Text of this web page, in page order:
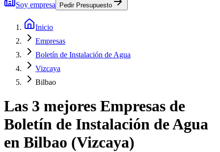
Soy empresa Pedir Presupuesto
Inicio
Empresas
Boletín de Instalación de Agua
Vizcaya
Bilbao
Las 3 mejores Empresas de
Boletín de Instalación de Agua
en Bilbao (Vizcaya)